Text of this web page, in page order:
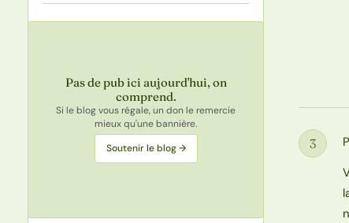
Pas de pub ici aujourd'hui, on
comprend.
Si le blog vous régale, un don le remercie
mieux qu'une bannière.
Soutenir le blog →
Étape
3